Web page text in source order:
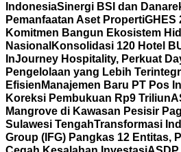
IndonesiaSinergi BSI dan
Pemanfaatan Aset PropertiGHES
Komitmen Bangun Ekosistem
Nasional Konsolidasi 120 Hotel
InJourney Hospitality, Perkuat
Pengelolaan yang Lebih
Efisien Manajemen Baru PT Pos
Koreksi Pembukuan Rp9 Triliun
Mangrove di Kawasan Pesisir
Sulawesi TengahTransformasi
Group (IFG) Pangkas 12 Entitas,